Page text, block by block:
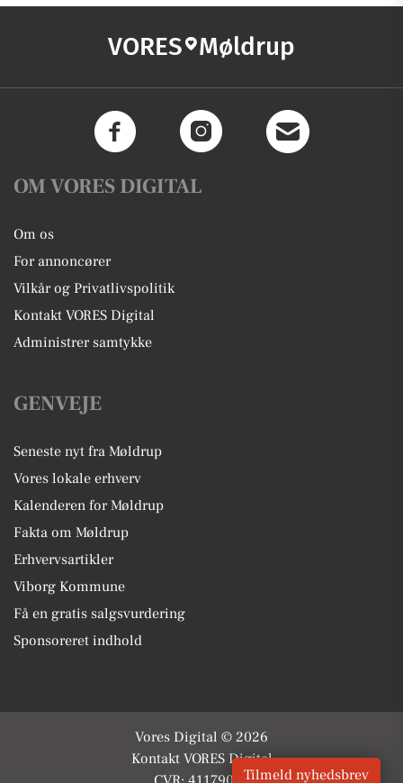
VORES Møldrup
OM VORES DIGITAL
Om os
For annoncører
Vilkår og Privatlivspolitik
Kontakt VORES Digital
Administrer samtykke
GENVEJE
Seneste nyt fra Møldrup
Vores lokale erhverv
Kalenderen for Møldrup
Fakta om Møldrup
Erhvervsartikler
Viborg Kommune
Få en gratis salgsvurdering
Sponsoreret indhold
Vores Digital © 2026
Kontakt VORES Digital
Tilmeld nyhedsbrev